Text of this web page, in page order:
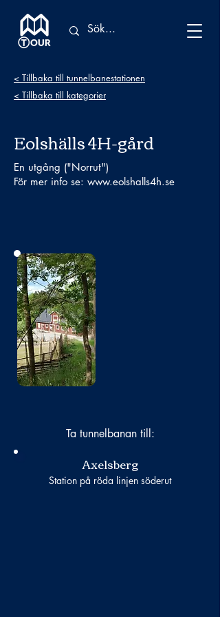
< Tillbaka till tunnelbanestationen
< Tillbaka till kategorier
Eolshälls 4H-gård
En utgång ("Norrut")
För mer info se: www.eolshalls4h.se
Bild
saknas
Ta tunnelbanan till:
Axelsberg
Station på röda linjen söderut